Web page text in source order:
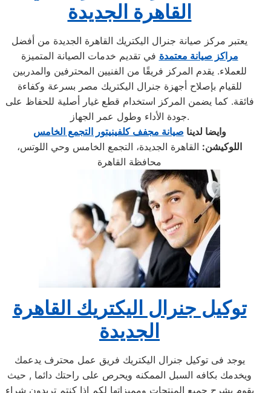
القاهرة الجديدة
يعتبر مركز صيانة جنرال اليكتريك القاهرة الجديدة من أفضل
مراكز صيانة معتمدة في تقديم خدمات الصيانة المتميزة
للعملاء. يقدم المركز فريقًا من الفنيين المحترفين والمدربين
للقيام بإصلاح أجهزة جنرال اليكتريك مصر بسرعة وكفاءة
فائقة. كما يضمن المركز استخدام قطع غيار أصلية للحفاظ على
جودة الأداء وطول عمر الجهاز.
وايضا لدينا صيانة مجفف كلفينيتور التجمع الخامس
اللوكيشن: القاهرة الجديدة، التجمع الخامس وحي اللوتس،
محافظة القاهرة
توكيل جنرال اليكتريك القاهرة
الجديدة
يوجد فى توكيل جنرال اليكتريك فريق عمل محترف يدعمك
ويخدمك بكافه السبل الممكنه ويحرص على راحتك دائما , حيث
يقوم بشرح جميع المنتجات ومميزاتها لكم اذا كنتم تريدون شراء